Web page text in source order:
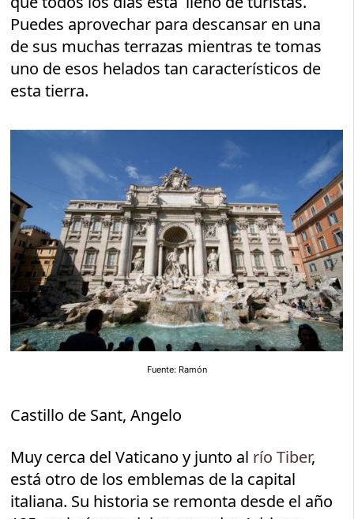
Puedes aprovechar para descansar en una
de sus muchas terrazas mientras te tomas
uno de esos helados tan característicos de
esta tierra.
Fuente: Ramón
Castillo de Sant, Angelo
Muy cerca del Vaticano y junto al río Tiber,
está otro de los emblemas de la capital
italiana. Su historia se remonta desde el año